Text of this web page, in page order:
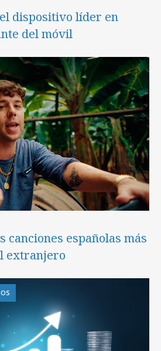
dispositivo líder en
del móvil
canciones españolas más
extranjero